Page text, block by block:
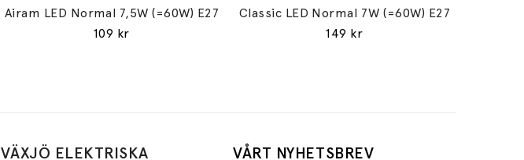
Airam LED Normal 7,5W (=60W) E27
109 kr
Classic LED Normal 7W (=60W) E27
149 kr
VÄXJÖ ELEKTRISKA VÅRT NYHETSBREV